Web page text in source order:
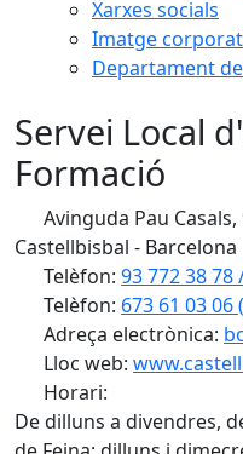
Xarxes socials
Imatge
Departament
Servei Local
Formació
Avinguda Pau
Castellbisbal - Barcelona
Telèfon: 93 772 38 78
Telèfon: 673 61 03
Adreça electrònica:
Lloc web:
Horari:
De dilluns a divendres,